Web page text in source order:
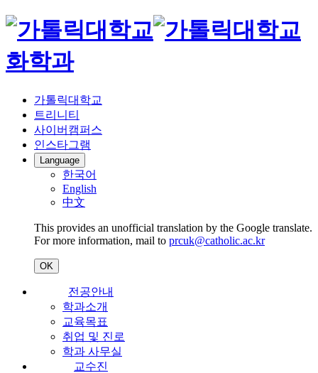
화학과
가톨릭대학교
트리니티
사이버캠퍼스
인스타그램
Language
한국어
English
中文
This provides an unofficial translation by the Google translate.
For more information, mail to prcuk@catholic.ac.kr
OK
전공안내
학과소개
교육목표
취업 및 진로
학과 사무실
교수진